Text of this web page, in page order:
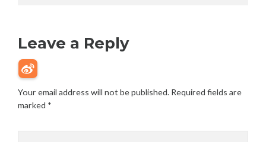
Leave a Reply
Your email address will not be published. Required fields are
marked *